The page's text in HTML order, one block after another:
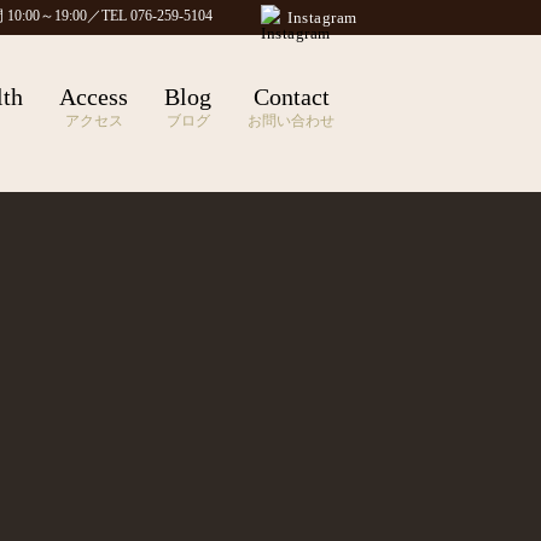
10:00～19:00／TEL 076-259-5104 Instagram
Access
アクセス
Blog
ブログ
Contact
お問い合わせ